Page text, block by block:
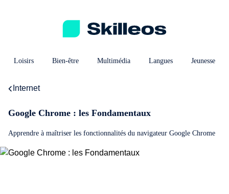
Loisirs Bien-être Multimédia Langues Jeunesse
Internet
Google Chrome : les Fondamentaux
Apprendre à maîtriser les fonctionnalités du navigateur Google Chrome